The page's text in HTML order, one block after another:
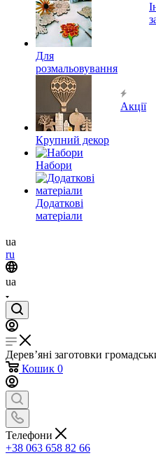
Для
розмальовування
Крупний декор
Набори
Додаткові
матеріали
Акції
ua
ru
ua
Дерев’яні заготовки
Кошик 0
Телефони
+38 063 658 82 66